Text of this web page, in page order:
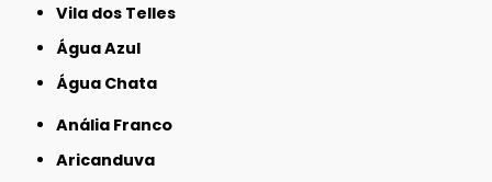
Vila dos Telles
Água Azul
Água Chata
Anália Franco
Aricanduva